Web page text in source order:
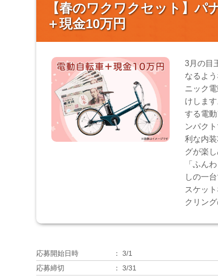
【春のワクワクセット】
＋現金10万円
3月の目
なるよ
ニック
けしま
する電
ンパク
利な内
グが楽
「ふん
しの一
スケッ
クリン
応募開始日時
3/1
応募締切
3/31